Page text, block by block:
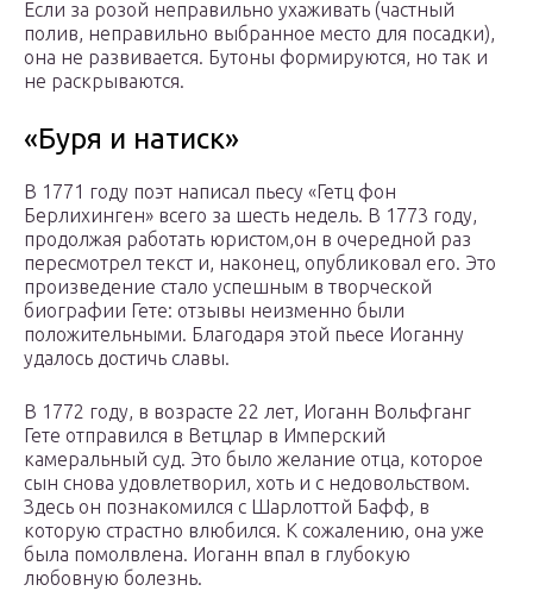
Если за розой неправильно ухаживать (частный
полив, неправильно выбранное место для посадки),
она не развивается. Бутоны формируются, но так и
не раскрываются.
«Буря и натиск»
В 1771 году поэт написал пьесу «Гетц фон
Берлихинген» всего за шесть недель. В 1773 году,
продолжая работать юристом,он в очередной раз
пересмотрел текст и, наконец, опубликовал его. Это
произведение стало успешным в творческой
биографии Гете: отзывы неизменно были
положительными. Благодаря этой пьесе Иоганну
удалось достичь славы.
В 1772 году, в возрасте 22 лет, Иоганн Вольфганг
Гете отправился в Ветцлар в Имперский
камеральный суд. Это было желание отца, которое
сын снова удовлетворил, хоть и с недовольством.
Здесь он познакомился с Шарлоттой Бафф, в
которую страстно влюбился. К сожалению, она уже
была помолвлена. Иоганн впал в глубокую
любовную болезнь.